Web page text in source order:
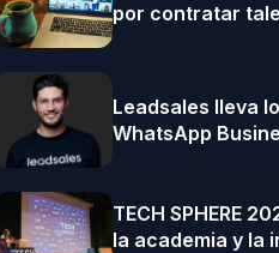
por contratar
Leadsales lleva
WhatsApp
TECH SPHERE
la academia y la